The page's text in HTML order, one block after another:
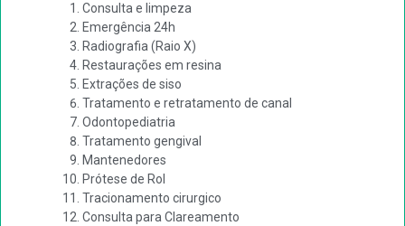
Consulta e limpeza
Emergência 24h
Radiografia (Raio X)
Restaurações em resina
Extrações de siso
Tratamento e retratamento de canal
Odontopediatria
Tratamento gengival
Mantenedores
Prótese de Rol
Tracionamento cirurgico
Consulta para Clareamento